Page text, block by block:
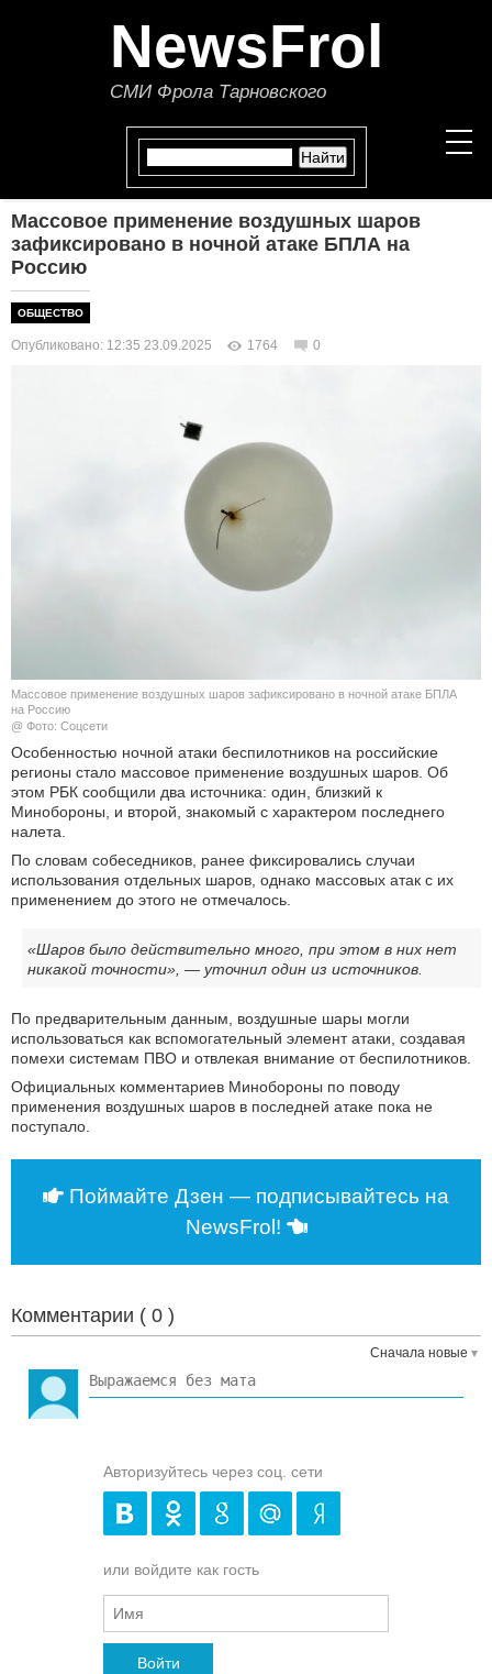
NewsFrol
СМИ Фрола Тарновского
НОВОСТИ
ПОЛИТИКА
КУЛЬТУРА
НАУКА
ШОУ-БИЗНЕС
Массовое применение воздушных шаров
зафиксировано в ночной атаке БПЛА на
Россию
ОБЩЕСТВО
Опубликовано: 12:35 23.09.2025 1764 0
Массовое применение воздушных шаров зафиксировано в ночной атаке БПЛА
на Россию
@ Фото: Соцсети
Особенностью ночной атаки беспилотников на российские
регионы стало массовое применение воздушных шаров. Об
этом РБК сообщили два источника: один, близкий к
Минобороны, и второй, знакомый с характером последнего
налета.
По словам собеседников, ранее фиксировались случаи
использования отдельных шаров, однако массовых атак с их
применением до этого не отмечалось.
«Шаров было действительно много, при этом в них нет
никакой точности», — уточнил один из источников.
По предварительным данным, воздушные шары могли
использоваться как вспомогательный элемент атаки, создавая
помехи системам ПВО и отвлекая внимание от беспилотников.
Официальных комментариев Минобороны по поводу
применения воздушных шаров в последней атаке пока не
поступало.
Поймайте Дзен — подписывайтесь на
NewsFrol!
Комментарии ( 0 )
Сначала новые
Авторизуйтесь через соц. сети
или войдите как гость
Войти